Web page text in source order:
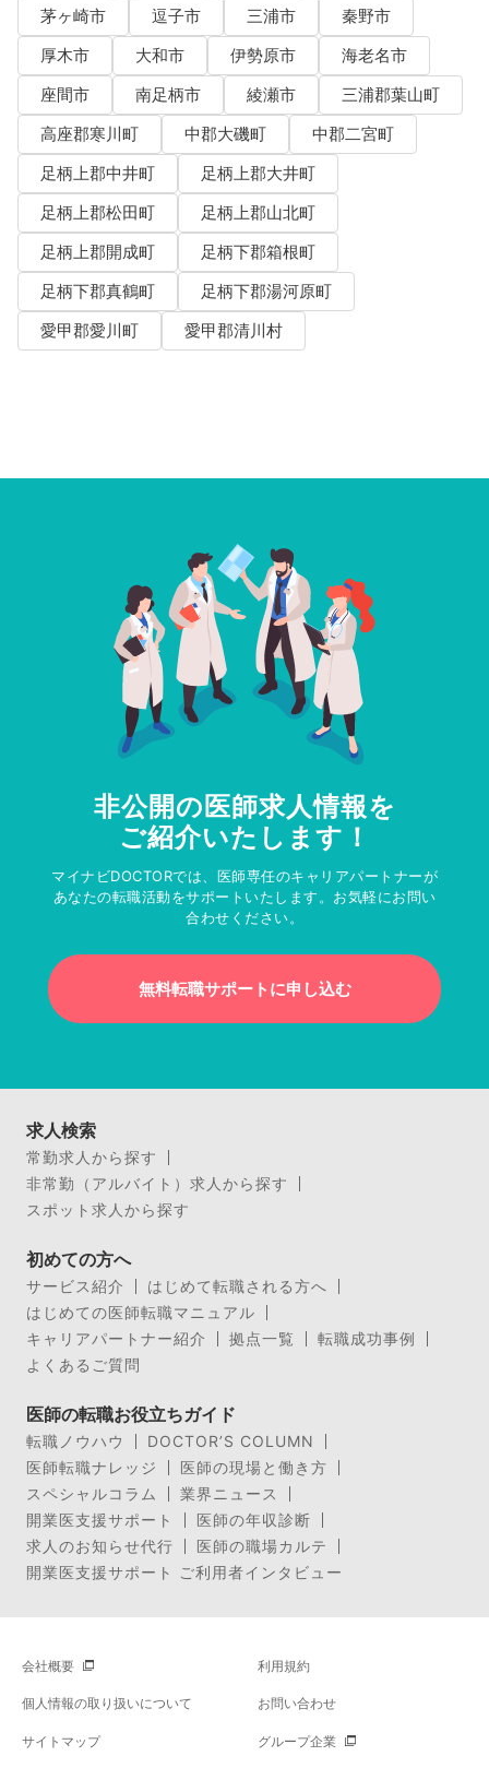
茅ヶ崎市
逗子市 三浦市
秦野市
厚木市
大和市 伊勢原市
海老名市
座間市
南足柄市 綾瀬市
三浦郡葉山町
高座郡寒川町
中郡大磯町
中郡二宮町
足柄上郡中井町
足柄上郡大井町
足柄上郡松田町
足柄上郡山北町
足柄上郡開成町
足柄下郡箱根町
足柄下郡真鶴町
足柄下郡湯河原町
愛甲郡愛川町
愛甲郡清川村
非公開の医師求人情報を
ご紹介いたします！
マイナビDOCTORでは、医師専任のキャリアパートナーが
あなたの転職活動をサポートいたします。お気軽にお問い
合わせください。
無料転職サポートに申し込む
求人検索
常勤求人から探す
非常勤（アルバイト）求人から探す
スポット求人から探す
初めての方へ
サービス紹介
はじめて転職される方へ
はじめての医師転職マニュアル
キャリアパートナー紹介
拠点一覧
転職成功事例
よくあるご質問
医師の転職お役立ちガイド
転職ノウハウ
DOCTOR’S COLUMN
医師転職ナレッジ
医師の現場と働き方
スペシャルコラム
業界ニュース
開業医支援サポート
医師の年収診断
求人のお知らせ代行
医師の職場カルテ
開業医支援サポート ご利用者インタビュー
会社概要 利用規約
個人情報の取り扱いについて お問い合わせ
サイトマップ グループ企業